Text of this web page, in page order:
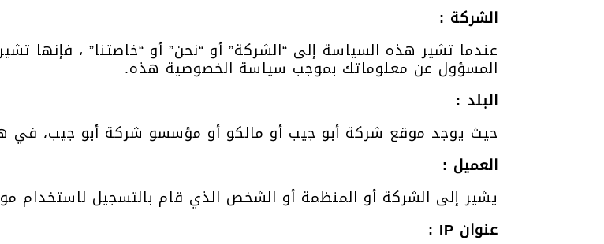
الشركة :
عندما تشير هذه السياسة إلى “الشركة” أو “نحن” أو “خاصتنا” ، فإنها
المسؤول عن معلوماتك بموجب سياسة الخصوصية هذه.
البلد :
حيث يوجد موقع شركة أبو جيب أو مالكو أو مؤسسو شركة أبو جيب، في
العميل :
يشير إلى الشركة أو المنظمة أو الشخص الذي قام بالتسجيل لاستخدام
عنوان IP :